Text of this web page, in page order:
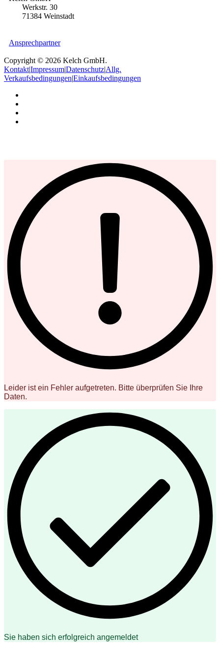
Werkstr. 30
71384 Weinstadt
Ansprechpartner
Copyright © 2026 Kelch GmbH.
Kontakt|Impressum|Datenschutz|Allg.
Verkaufsbedingungen|Einkaufsbedingungen
Leider ist ein Fehler aufgetreten. Bitte überprüfen Sie Ihre
Daten.
Sie haben sich erfolgreich angemeldet